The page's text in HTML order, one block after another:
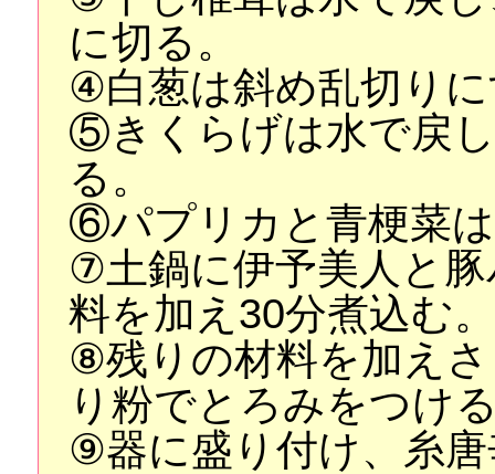
に切る。
④白葱は斜め乱切り
⑤きくらげは水で戻
る。
⑥パプリカと青梗菜
⑦土鍋に伊予美人と
料を加え30分煮込む
⑧残りの材料を加え
り粉でとろみをつけ
⑨器に盛り付け、糸